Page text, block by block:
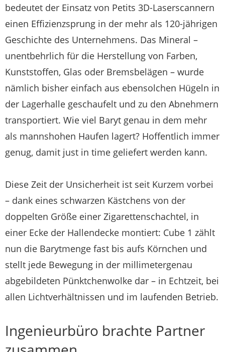
bedeutet der Einsatz von Petits 3D-Laserscannern
einen Effizienzsprung in der mehr als 120-jährigen
Geschichte des Unternehmens. Das Mineral –
unentbehrlich für die Herstellung von Farben,
Kunststoffen, Glas oder Bremsbelägen – wurde
nämlich bisher einfach aus ebensolchen Hügeln in
der Lagerhalle geschaufelt und zu den Abnehmern
transportiert. Wie viel Baryt genau in dem mehr
als mannshohen Haufen lagert? Hoffentlich immer
genug, damit just in time geliefert werden kann.
Diese Zeit der Unsicherheit ist seit Kurzem vorbei
– dank eines schwarzen Kästchens von der
doppelten Größe einer Zigarettenschachtel, in
einer Ecke der Hallendecke montiert: Cube 1 zählt
nun die Barytmenge fast bis aufs Körnchen und
stellt jede Bewegung in der millimetergenau
abgebildeten Pünktchenwolke dar – in Echtzeit, bei
allen Lichtverhältnissen und im laufenden Betrieb.
Ingenieurbüro brachte Partner